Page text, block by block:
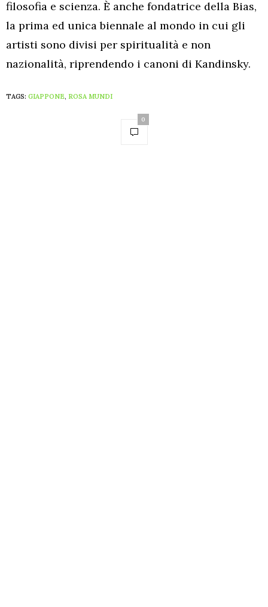
filosofia e scienza. È anche fondatrice della Bias,
la prima ed unica biennale al mondo in cui gli
artisti sono divisi per spiritualità e non
nazionalità, riprendendo i canoni di Kandinsky.
TAGS: GIAPPONE, ROSA MUNDI
0